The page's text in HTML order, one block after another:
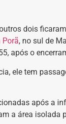
dois
Porã, no sul de
após o
ele tem
após a
a área isolada